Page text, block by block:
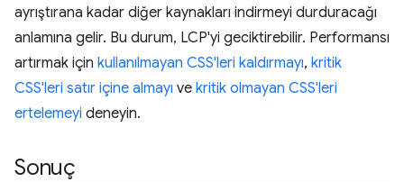
ayrıştırana kadar diğer kaynakları indirmeyi durduracağı
anlamına gelir. Bu durum, LCP'yi geciktirebilir. Performansı
artırmak için kullanılmayan CSS'leri kaldırmayı, kritik
CSS'leri satır içine almayı ve kritik olmayan CSS'leri
ertelemeyi deneyin.
Sonuç